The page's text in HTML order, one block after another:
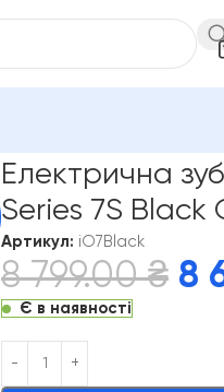
Електрична
Series 7S Black
Артикул: iO7Black
8 799.00₴ 8
Є в наявності
Alternative: